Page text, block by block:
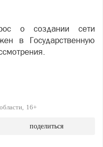
о создании сети
в Государственную
16+
поделиться